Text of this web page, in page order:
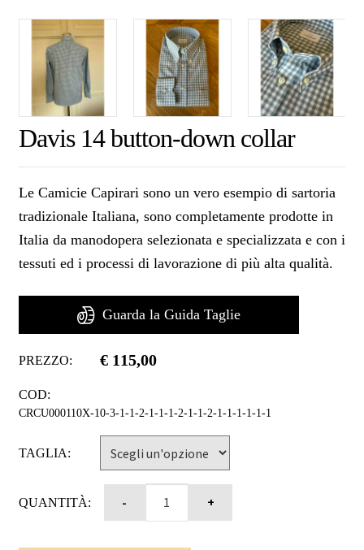
Davis 14 button-down collar
Le Camicie Capirari sono un vero esempio di sartoria
tradizionale Italiana, sono completamente prodotte in
Italia da manodopera selezionata e specializzata e con i
tessuti ed i processi di lavorazione di più alta qualità.
Guarda la Guida Taglie
PREZZO: €115,00
COD:
CRCU000110X-10-3-1-1-2-1-1-1-2-1-1-2-1-1-1-1-1-1
TAGLIA:
QUANTITÀ: